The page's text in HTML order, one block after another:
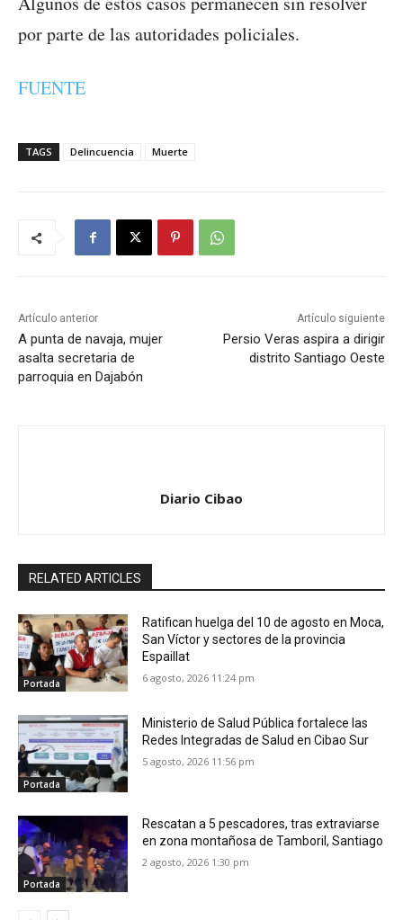
por parte de las autoridades policiales.
FUENTE
TAGS Delincuencia Muerte
Artículo anterior
A punta de navaja, mujer
asalta secretaria de
parroquia en Dajabón
Artículo siguiente
Persio Veras aspira a dirigir
distrito Santiago Oeste
Diario Cibao
RELATED ARTICLES
Portada
Ratifican huelga del 10 de agosto en Moca,
San Víctor y sectores de la provincia
Espaillat
6 agosto, 2026 11:24 pm
Portada
Ministerio de Salud Pública fortalece las
Redes Integradas de Salud en Cibao Sur
5 agosto, 2026 11:56 pm
Portada
Rescatan a 5 pescadores, tras extraviarse
en zona montañosa de Tamboril, Santiago
2 agosto, 2026 1:30 pm